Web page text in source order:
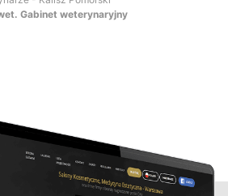
Gabinet weterynaryjny